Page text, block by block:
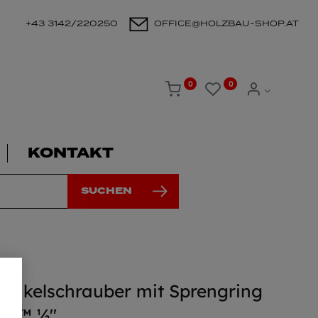
+43 3142/220250 OFFICE@HOLZBAU-SHOP.AT
0 0
KONTAKT
SUCHEN
mit Sprengring